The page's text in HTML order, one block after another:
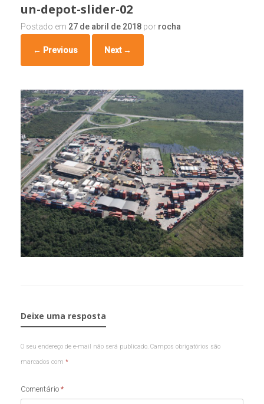
un-depot-slider-02
Postado em 27 de abril de 2018 por rocha
← Previous Next →
Deixe uma resposta
O seu endereço de e-mail não será publicado. Campos obrigatórios são
marcados com *
Comentário *